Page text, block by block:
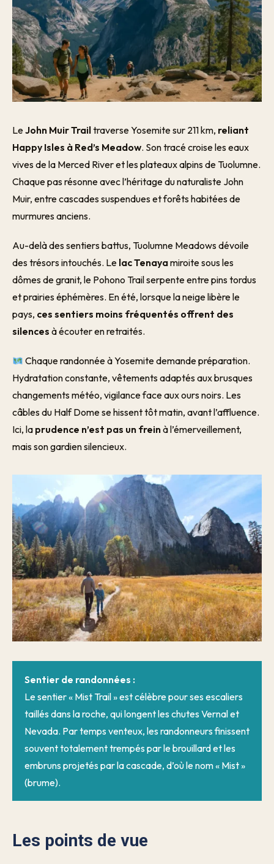
LeJohn Muir Trailtraverse Yosemite sur 211 km, reliant
Happy Isles à Red’s Meadow. Son tracé croise les eaux
vives de la Merced River et les plateaux alpins de Tuolumne.
Chaque pas résonne avec l’héritage du naturaliste John
Muir, entre cascades suspendues et forêts habitées de
murmures anciens.
Au-delà des sentiers battus, Tuolumne Meadows dévoile
des trésors intouchés. Le lac Tenayamiroite sous les
dômes de granit, le Pohono Trail serpente entre pins tordus
et prairies éphémères. En été, lorsque la neige libère le
pays, ces sentiers moins fréquentés offrent des
silences à écouter en retraités.
Chaque randonnée à Yosemite demande préparation.
Hydratation constante, vêtements adaptés aux brusques
changements météo, vigilance face aux ours noirs. Les
câbles du Half Dome se hissent tôt matin, avant l’affluence.
Ici, la prudence n’est pas un freinà l’émerveillement,
mais son gardien silencieux.
Sentier de randonnées :
Le sentier « Mist Trail » est célèbre pour ses escaliers
taillés dans la roche, qui longent les chutes Vernal et
Nevada. Par temps venteux, les randonneurs finissent
souvent totalement trempés par le brouillard et les
embruns projetés par la cascade, d’où le nom « Mist »
(brume).
Les points de vue